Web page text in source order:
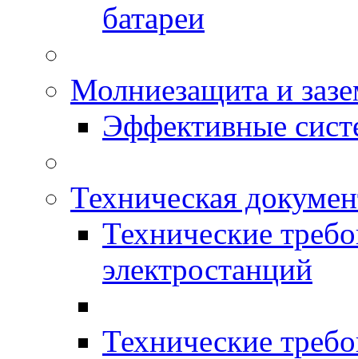
батареи
Молниезащита и
Эффективные
Техническая
Технические
электростанций
Технические